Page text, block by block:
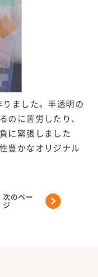
ました。半透明の
のに苦労したり、
に緊張しました
豊かなオリジナル
次のペー
ジ